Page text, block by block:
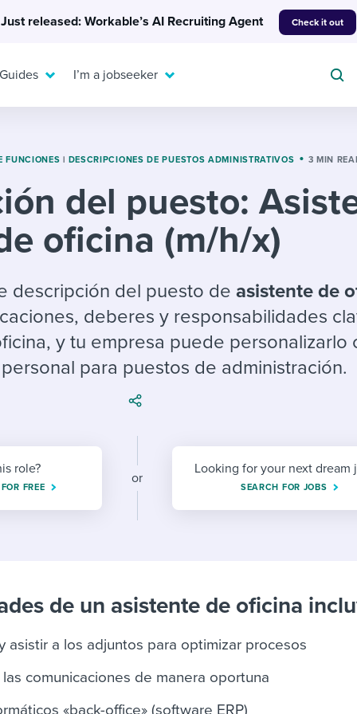
Just released: Workable’s AI Recruiting Agent Check it out
candidates
hiring pipelines
an employer brand
Or browse by
A flexible workplace
means new ways of
working. Pick up tips
and tricks for success.
Workable customer stories
question templates
checklists
& reports
EXPERT INSIGHTS
Get insights, guidance,
the know.
I’m a jobseeker
resources
For your job search:
INTERVIEWS & ANSWERS
Typical interview
answers for each.
Workable customer stories
FUNCIONES | DESCRIPCIONES DE PUESTOS ADMINISTRATIVOS 3 MIN
del puesto:
oficina (m/h/x)
descripción del puesto de asistente de
deberes y responsabilidades
y tu empresa puede personalizarlo
para puestos de administración.
role?
FREE
or
Looking for your next dream
SEARCH FOR JOBS
de un asistente de oficina
asistir a los adjuntos para optimizar procesos
comunicaciones de manera oportuna
«back-office» (software ERP)